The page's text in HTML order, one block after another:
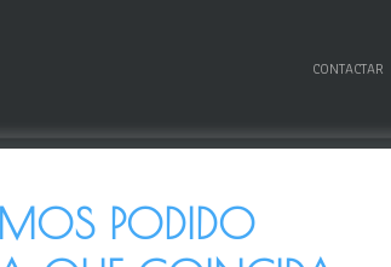
CONTACTAR
PODIDO